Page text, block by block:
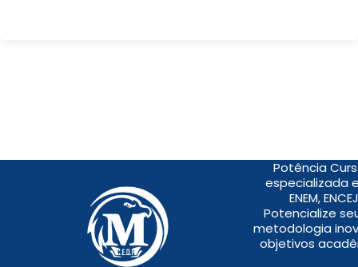
Potência
especializada
ENEM,
Potencialize
metodologia
objetivos